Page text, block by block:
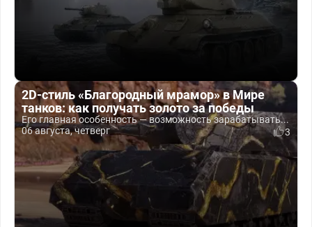
2D-стиль «Благородный мрамор» в Мире
танков: как получать золото за победы
Его главная особенность — возможность зарабатывать...
06 августа, четверг
3